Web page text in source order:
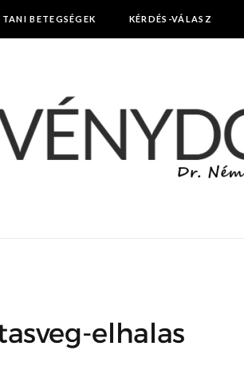
BETEGSÉGEK KÉRDÉS-VÁLASZ
elhalas